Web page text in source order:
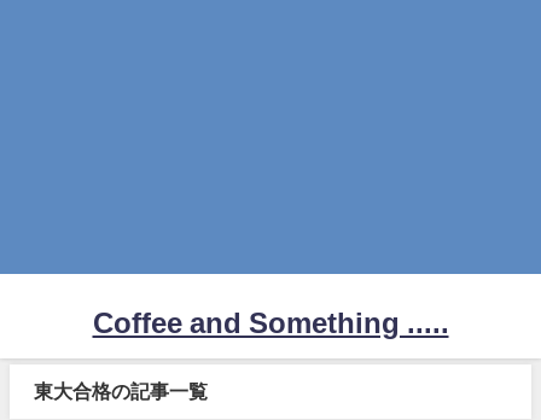
Coffee and Something .....
東大合格の記事一覧